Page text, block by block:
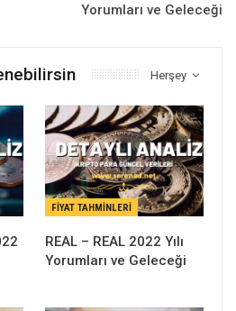
Yorumları ve Geleceği
Herşey
FIYAT TAHMINLERI
REAL – REAL 2022 Yılı
Yorumları ve Geleceği